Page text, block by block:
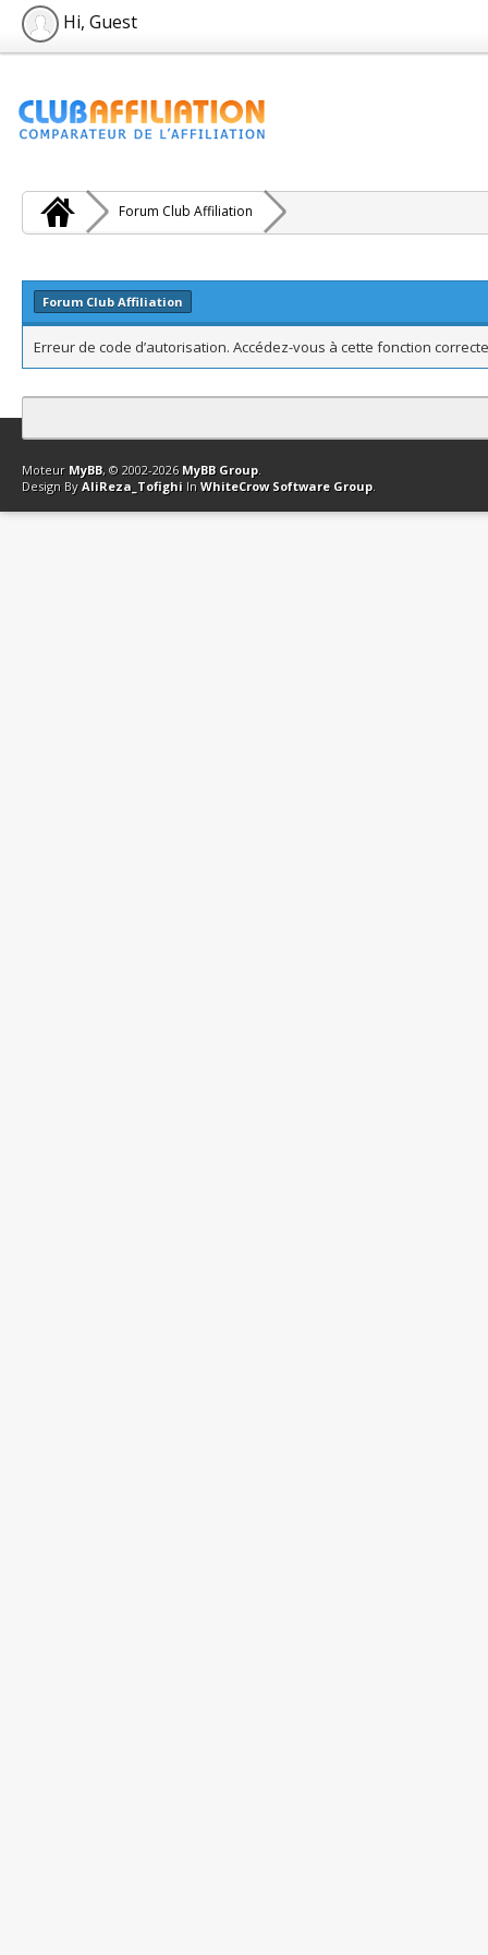
Hi, Guest
Forum Club Affiliation
Forum Club Affiliation
Erreur de code d’autorisation. Accédez-vous à cette fonction
Contact Club Affiliation Retourner en haut Version bas-débit
Moteur MyBB, © 2002-2026 MyBB Group.
Design By AliReza_Tofighi In WhiteCrow Software Group.